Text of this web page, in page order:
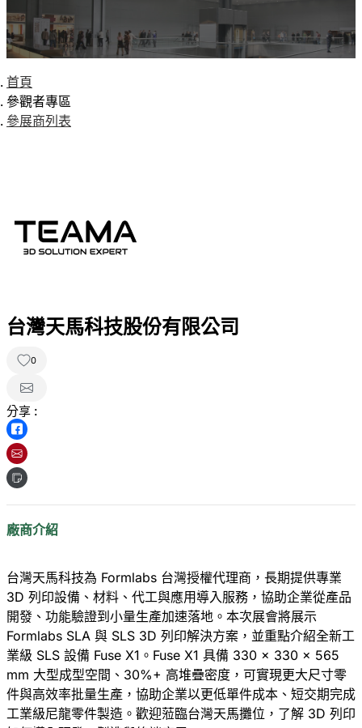
首頁
參觀者專區
參展商列表
台灣天馬科技股份有限公司
0
分享 :
廠商介紹
台灣天馬科技為 Formlabs 台灣授權代理商，長期提供專業
3D 列印設備、材料、代工與應用導入服務，協助企業從產品
開發、功能驗證到小量生產加速落地。本次展會將展示
Formlabs SLA 與 SLS 3D 列印解決方案，並重點介紹全新工
業級 SLS 設備 Fuse X1。Fuse X1 具備 330 × 330 × 565
mm 大型成型空間、30%+ 高堆疊密度，可實現更大尺寸零
件與高效率批量生產，協助企業以更低單件成本、短交期完成
工業級尼龍零件製造。歡迎蒞臨台灣天馬攤位，了解 3D 列印